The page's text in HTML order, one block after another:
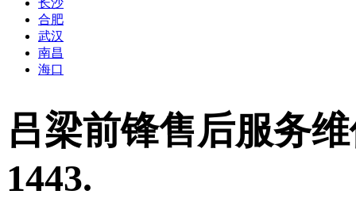
合肥
武汉
南昌
海口
吕梁前锋售后服务
1443.